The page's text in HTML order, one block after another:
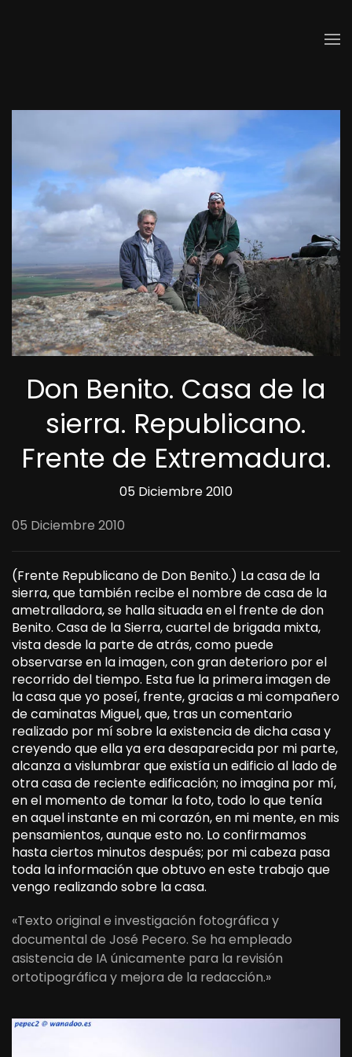
Don Benito. Casa de la
sierra. Republicano.
Frente de Extremadura.
05 Diciembre 2010
05 Diciembre 2010
(Frente Republicano de Don Benito.) La casa de la
sierra,que también recibeel nombredecasa de la
ametralladora,se hallasituada en el frente de don
Benito. Casa de la Sierra, cuartel de brigada mixta,
vistadesde la parte deatrás, como puede
observarseen laimagen,con gran deterioro por el
recorridodel tiempo. Esta fue la primera imagen de
la casa queyo poseí, frente, gracias a mi compañero
de caminatas Miguel, que, trasun comentario
realizado por mí sobre la existencia dedichacasa y
creyendoqueellayaeradesaparecida por mi parte,
alcanzaavislumbrarque existía un edificio al lado de
otra casa de recienteedificación; no imagina por mí,
enel momento de tomar la foto, todo loque tenía
enaquelinstanteen mi corazón,en mi mente,en mis
pensamientos, aunqueesto no. Loconfirmamos
hastaciertos minutos después; por mi cabeza pasa
toda la informaciónque obtuvoeneste trabajo que
vengo realizandosobre la casa.
«Texto original e investigación fotográfica y
documental de José Pecero. Se ha empleado
asistencia de IA únicamente para la revisión
ortotipográfica y mejora de la redacción.»